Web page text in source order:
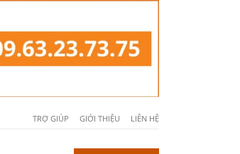
TRỢ GIÚP GIỚI THIỆU LIÊN HỆ